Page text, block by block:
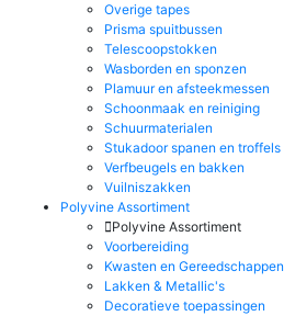
Overige tapes
Prisma spuitbussen
Telescoopstokken
Wasborden en sponzen
Plamuur en afsteekmessen
Schoonmaak en reiniging
Schuurmaterialen
Stukadoor spanen en troffels
Verfbeugels en bakken
Vuilniszakken
Polyvine Assortiment
Polyvine Assortiment
Voorbereiding
Kwasten en Gereedschappen
Lakken & Metallic's
Decoratieve toepassingen